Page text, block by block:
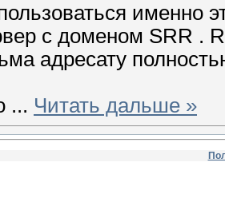
именно
с доменом SRR .
адресату
... Читать дальше »